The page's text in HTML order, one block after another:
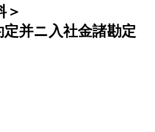
＞
并ニ入社金諸勘定